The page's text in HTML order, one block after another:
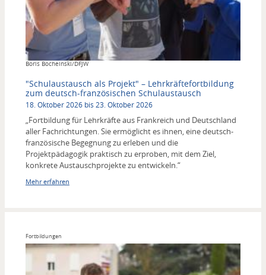
Copyright
Boris Bocheinski/DFJW
"Schulaustausch als Projekt" – Lehrkräftefortbildung
zum deutsch-französischen Schulaustausch
18. Oktober 2026 bis 23. Oktober 2026
„Fortbildung für Lehrkräfte aus Frankreich und Deutschland
aller Fachrichtungen. Sie ermöglicht es ihnen, eine deutsch-
französische Begegnung zu erleben und die
Projektpädagogik praktisch zu erproben, mit dem Ziel,
konkrete Austauschprojekte zu entwickeln.“
Mehr erfahren
Fortbildungen